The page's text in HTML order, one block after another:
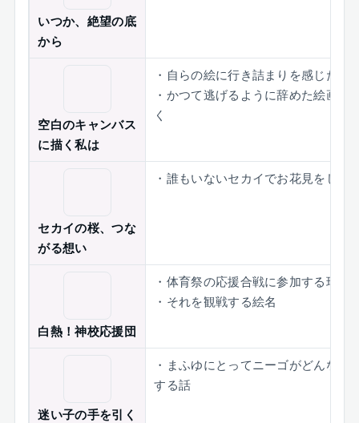
いつか、絶望の底
から
空白のキャンバス
に描く私は
・自らの絵に行き詰まりを感じた絵
・かつて逃げるように辞めた絵画教
く
セカイの桜、つな
がる想い
・誰もいないセカイでお花見をしよ
白熱！神校応援団
・体育祭の応援合戦に参加する瑞希
・それを観戦する絵名
迷い子の手を引く
・まふゆにとってニーゴがどんな存
する話